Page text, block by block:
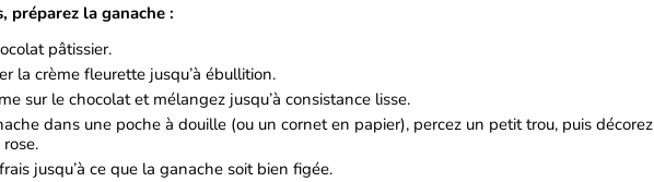
préparez la ganache :
pâtissier.
la crème fleurette jusqu’à ébullition.
sur le chocolat et mélangez jusqu’à consistance lisse.
dans une poche à douille (ou un cornet en papier), percez un petit trou, puis décorez
jusqu’à ce que la ganache soit bien figée.